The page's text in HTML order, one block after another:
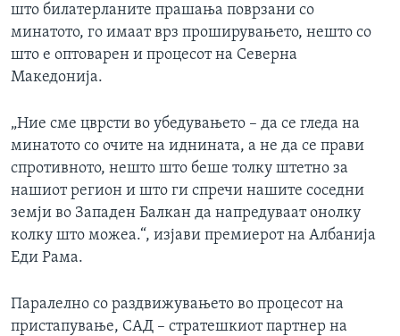
што билатерланите прашања поврзани со
минатото, го имаат врз проширувањето, нешто со
што е оптоварен и процесот на Северна
Македонија.
„Ние сме цврсти во убедувањето – да се гледа на
минатото со очите на иднината, а не да се прави
спротивното, нешто што беше толку штетно за
нашиот регион и што ги спречи нашите соседни
земји во Западен Балкан да напредуваат онолку
колку што можеа.“, изјави премиерот на Албанија
Еди Рама.
Паралелно со раздвижувањето во процесот на
пристапување, САД – стратешкиот партнер на